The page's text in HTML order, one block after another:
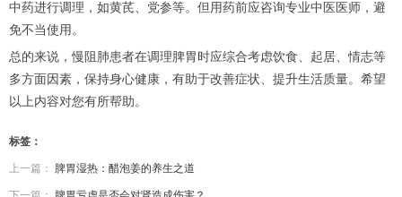
中药进行调理，如黄芪、党参等。但用药前应咨询专业中医医师，避
免不当使用。
总的来说，慢阻肺患者在调理脾胃时应综合考虑饮食、起居、情志等
多方面因素，保持身心健康，有助于改善症状、提升生活质量。希望
以上内容对您有所帮助。
标签：
上一篇： 脾胃湿热：醋泡姜的养生之道